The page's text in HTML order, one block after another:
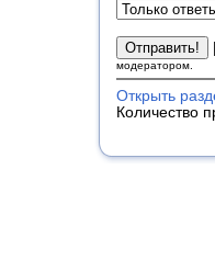
модератором.
Открыть
Количество